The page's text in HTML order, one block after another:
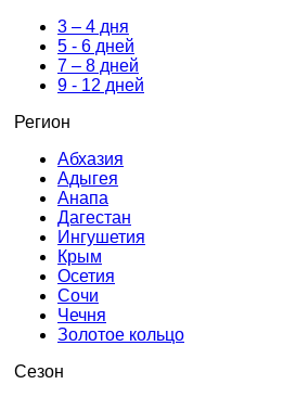
3 – 4 дня
5 - 6 дней
7 – 8 дней
9 - 12 дней
Регион
Абхазия
Адыгея
Анапа
Дагестан
Ингушетия
Крым
Осетия
Сочи
Чечня
Золотое кольцо
Сезон